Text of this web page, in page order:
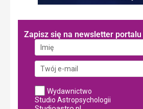
Zapisz się na newsletter portalu
Wydawnictwo
Studio Astropsychologii